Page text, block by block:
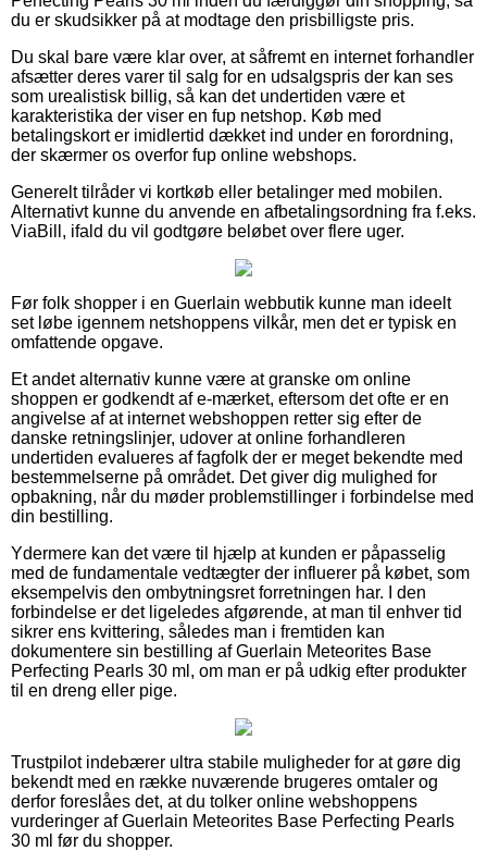
du er skudsikker på at modtage den prisbilligste pris.
Du skal bare være klar over, at såfremt en internet forhandler
afsætter deres varer til salg for en udsalgspris der kan ses
som urealistisk billig, så kan det undertiden være et
karakteristika der viser en fup netshop. Køb med
betalingskort er imidlertid dækket ind under en forordning,
der skærmer os overfor fup online webshops.
Generelt tilråder vi kortkøb eller betalinger med mobilen.
Alternativt kunne du anvende en afbetalingsordning fra f.eks.
ViaBill, ifald du vil godtgøre beløbet over flere uger.
Før folk shopper i en Guerlain webbutik kunne man ideelt
set løbe igennem netshoppens vilkår, men det er typisk en
omfattende opgave.
Et andet alternativ kunne være at granske om online
shoppen er godkendt af e-mærket, eftersom det ofte er en
angivelse af at internet webshoppen retter sig efter de
danske retningslinjer, udover at online forhandleren
undertiden evalueres af fagfolk der er meget bekendte med
bestemmelserne på området. Det giver dig mulighed for
opbakning, når du møder problemstillinger i forbindelse med
din bestilling.
Ydermere kan det være til hjælp at kunden er påpasselig
med de fundamentale vedtægter der influerer på købet, som
eksempelvis den ombytningsret forretningen har. I den
forbindelse er det ligeledes afgørende, at man til enhver tid
sikrer ens kvittering, således man i fremtiden kan
dokumentere sin bestilling af Guerlain Meteorites Base
Perfecting Pearls 30 ml, om man er på udkig efter produkter
til en dreng eller pige.
Trustpilot indebærer ultra stabile muligheder for at gøre dig
bekendt med en række nuværende brugeres omtaler og
derfor foreslåes det, at du tolker online webshoppens
vurderinger af Guerlain Meteorites Base Perfecting Pearls
30 ml før du shopper.